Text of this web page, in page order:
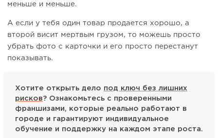
меньше и меньше.
А если у тебя один товар продается хорошо, а
второй висит мертвым грузом, то можешь просто
убрать фото с карточки и его просто перестанут
показывать.
Хотите открыть дело под ключ без лишних
рисков? Ознакомьтесь с проверенными
франшизами, которые реально работают в
городе и гарантируют индивидуальное
обучение и поддержку на каждом этапе роста.